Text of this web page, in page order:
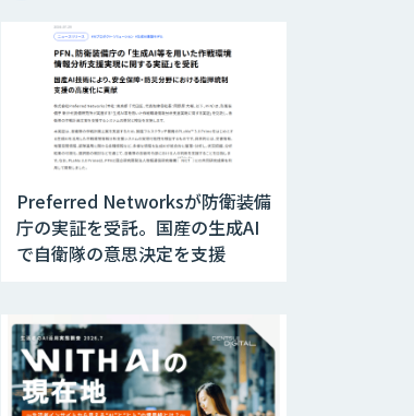
AIR-NEXUS
Acompany セキ
ュアチャット
AI価格調査ツール
Smapra
Agentsense
Preferred Networksが防衛装備
庁の実証を受託。国産の生成AI
で自衛隊の意思決定を支援